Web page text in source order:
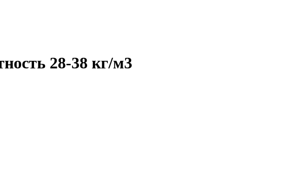
28-38 кг/м3